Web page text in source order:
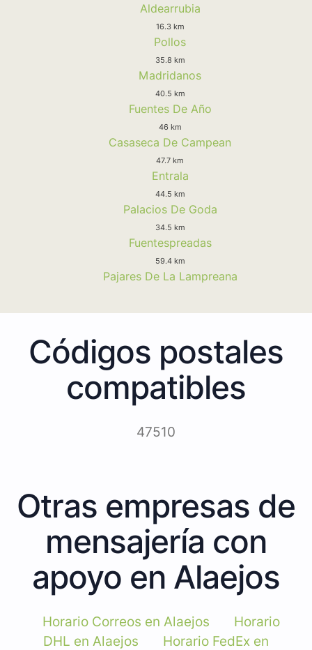
Aldearrubia
16.3 km
Pollos
35.8 km
Madridanos
40.5 km
Fuentes De Año
46 km
Casaseca De Campean
47.7 km
Entrala
44.5 km
Palacios De Goda
34.5 km
Fuentespreadas
59.4 km
Pajares De La Lampreana
Códigos postales
compatibles
47510
Otras empresas de
mensajería con
apoyo en Alaejos
Horario Correos en Alaejos
Horario
DHL en Alaejos
Horario FedEx en